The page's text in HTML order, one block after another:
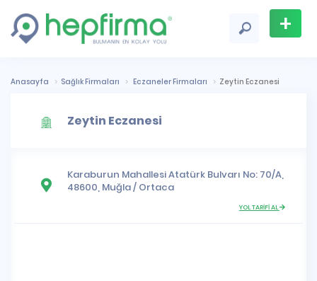
+
Ekle
Anasayfa Sağlık Firmaları Eczaneler Firmaları Zeytin Eczanesi
Zeytin Eczanesi
Karaburun MahallesiAtatürk Bulvarı No: 70/A,
48600, Muğla/ Ortaca
YOL TARİFİ AL